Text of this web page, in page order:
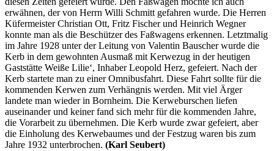
erwähnen, der von Herrn Willi Schmitt gefahren wurde. Die Herren
Küfermeister Christian Ott, Fritz Fischer und Heinrich Wegner
konnte man als die Beschützer des Faßwagens erkennen. Letztmalig
im Jahre 1928 unter der Leitung von Valentin Bauscher wurde die
Kerb in dem gewohnten Ausmaß mit Kerwezug in der heutigen
Gaststätte Weiße Lilie‘, Inhaber Leopold Herz, gefeiert. Nach der
Kerb startete man zu einer Omnibusfahrt. Diese Fahrt sollte für die
kommenden Kerwen zum Verhängnis werden. Mit viel Ärger
landete man wieder in Bornheim. Die Kerweburschen liefen
auseinander und keiner fand sich mehr für die kommenden Jahre,
die Vorarbeit zu übernehmen. Die Kerb wurde zwar gefeiert, aber
die Einholung des Kerwebaumes und der Festzug waren bis zum
Jahre 1932 unterbrochen. (Karl Seubert)